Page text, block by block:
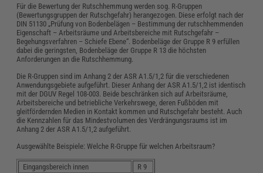
Für die Bewertung der Rutschhemmung werden sog. R-Gruppen
(Bewertungsgruppen der Rutschgefahr) herangezogen. Diese erfolgt nach der
DIN 51130 „Prüfung von Bodenbelägen – Bestimmung der rutschhemmenden
Eigenschaft – Arbeitsräume und Arbeitsbereiche mit Rutschgefahr –
Begehungsverfahren – Schiefe Ebene“. Bodenbeläge der Gruppe R 9 erfüllen
dabei die geringsten, Bodenbeläge der Gruppe R 13 die höchsten
Anforderungen an die Rutschhemmung.
Die R-Gruppen sind im Anhang 2 der ASR A1.5/1,2 für die verschiedenen
Anwendungsgebiete aufgeführt. Dieser Anhang der ASR A1.5/1,2 ist identisch
mit der DGUV Regel 108-003. Beide beschränken sich auf Arbeitsräume,
Arbeitsbereiche und betriebliche Verkehrswege, deren Fußböden mit
gleitfördernden Medien in Kontakt kommen und Rutschgefahr besteht. Auch
die Kennzahlen für das Mindestvolumen des Verdrängungsraums ist im
Anhang 2 der ASR A1.5/1,2 aufgeführt.
Ausgewählte Beispiele: Welche R-Gruppe für welchen Arbeitsraum?
Eingangsbereich innen
R 9